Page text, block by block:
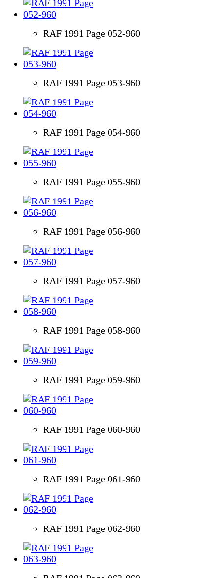
RAF 1991 Page 052-960
RAF 1991 Page 053-960
RAF 1991 Page 054-960
RAF 1991 Page 055-960
RAF 1991 Page 056-960
RAF 1991 Page 057-960
RAF 1991 Page 058-960
RAF 1991 Page 059-960
RAF 1991 Page 060-960
RAF 1991 Page 061-960
RAF 1991 Page 062-960